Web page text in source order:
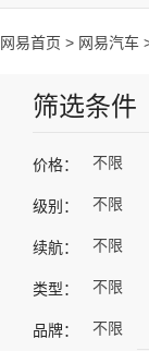
网易首页 > 网易汽车
筛选条件
价格： 不限
级别： 不限
续航： 不限
类型： 不限
品牌： 不限